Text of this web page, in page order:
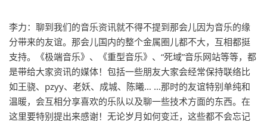
李力：聊到我们的音乐资讯就不得不提到那会儿因为音乐的缘
分带来的友谊。那会儿国内的整个金属圈儿都不大，互相都挺
支持。《极端音乐》、《重型音乐》、“死域”音乐网站等等，都
是带给大家资讯的媒体！包括一些朋友大家会经常保持联络比
如王骁、pzyy、老妖、成城、陈曦… …那时的友谊特别单纯和
温暖，会互相分享喜欢的乐队以及聊一些技术方面的东西。在
这里要特别提出来感谢！无论岁月如何变迁，这些都不会忘记